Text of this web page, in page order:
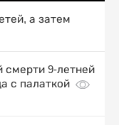
а затем
смерти 9-летней
с палаткой